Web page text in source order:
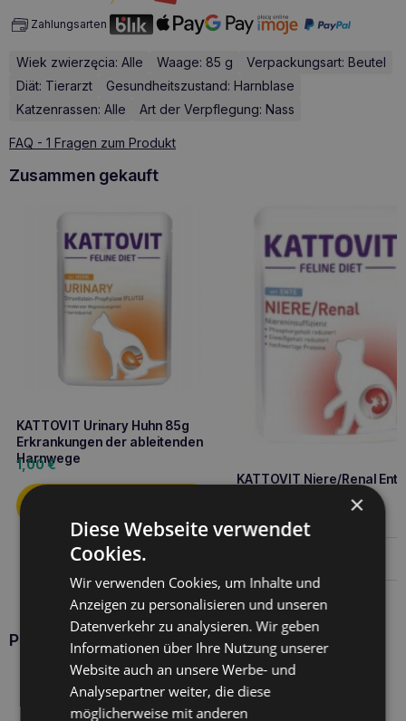
Zahlungsarten
Wiek zwierzęcia: Alle Waage: 85 g
Verpackungsart: Beutel
Diät: Tierarzt
Gesundheitszustand: Harnblase
Katzenrassen: Alle
Art der Verpflegung: Nass
FAQ - 1 Fragen zum Produkt
Zusammen gekauft
KATTOVIT Urinary Huhn 85g
Erkrankungen der ableitenden
Harnwege
1,00€
KATTOVIT Niere/Renal
Produkte KATTOVIT
×
Diese Webseite verwendet
Cookies.
Wir verwenden Cookies, um Inhalte und
Anzeigen zu personalisieren und unseren
Datenverkehr zu analysieren. Wir geben
Informationen über Ihre Nutzung unserer
Website auch an unsere Werbe- und
Analysepartner weiter, die diese
möglicherweise mit anderen